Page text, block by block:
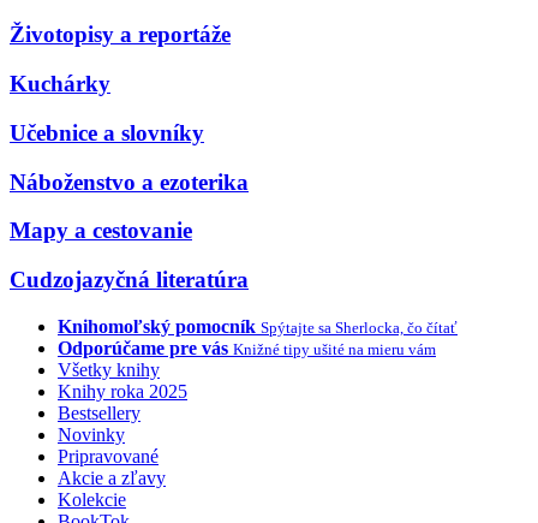
Životopisy a reportáže
Kuchárky
Učebnice a slovníky
Náboženstvo a ezoterika
Mapy a cestovanie
Cudzojazyčná literatúra
Knihomoľský pomocník Spýtajte sa Sherlocka, čo čítať
Odporúčame pre vás Knižné tipy ušité na mieru vám
Všetky knihy
Knihy roka 2025
Bestsellery
Novinky
Pripravované
Akcie a zľavy
Kolekcie